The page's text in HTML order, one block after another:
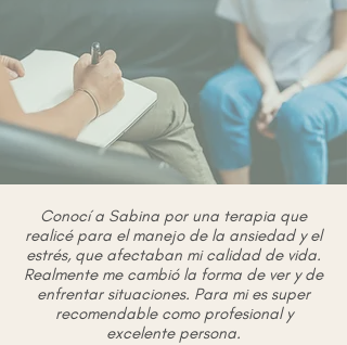
Conocí a Sabina por una terapia que
realicé para el manejo de la ansiedad y el
estrés, que afectaban mi calidad de vida.
Realmente me cambió la forma de ver y de
enfrentar situaciones. Para mi es super
recomendable como profesional y
excelente persona.